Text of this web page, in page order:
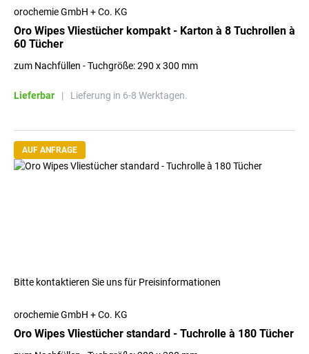
orochemie GmbH + Co. KG
Oro Wipes Vliestücher kompakt - Karton à 8 Tuchrollen à
60 Tücher
zum Nachfüllen - Tuchgröße: 290 x 300 mm
Lieferbar | Lieferung in 6-8 Werktagen.
AUF ANFRAGE
Bitte kontaktieren Sie uns für Preisinformationen
orochemie GmbH + Co. KG
Oro Wipes Vliestücher standard - Tuchrolle à 180 Tücher